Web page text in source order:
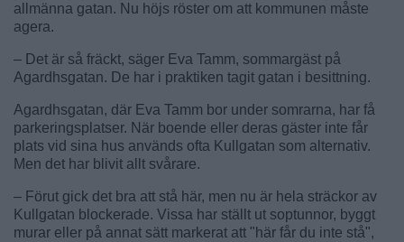
allmänna gatan. Nu höjs röster om att kommunen måste
agera.
– Det är så fräckt, säger Eva Tamm, sommargäst på
Agardhsgatan. De har i praktiken tagit gatan i besittning.
Agardhsgatan, där Eva Tamm bor under somrarna, har få
parkeringsplatser. När boende eller deras gäster inte får
plats vid sina hus används ofta Kullgatan som alternativ.
Men det har blivit allt svårare.
– Förut gick det bra att stå här, men nu är hela sträckor av
Kullgatan blockerade. Vissa har ställt ut soptunnor, byggt
murar eller på annat sätt markerat att "här får du inte stå",